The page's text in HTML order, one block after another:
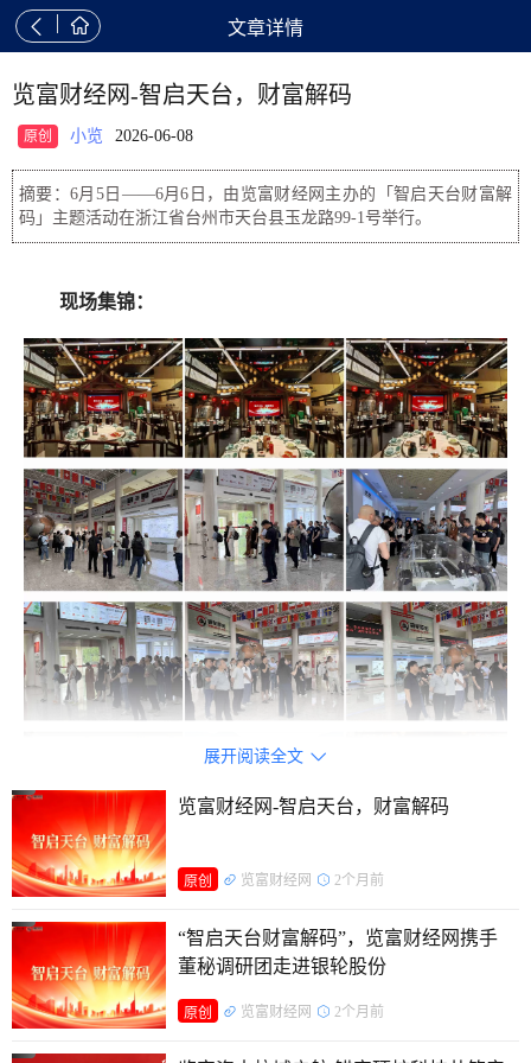
  文章详情
览富财经网-智启天台，财富解码
原创 小览 2026-06-08
摘要：6月5日——6月6日，由览富财经网主办的「智启天台财富解
码」主题活动在浙江省台州市天台县玉龙路99-1号举行。
现场集锦：
展开阅读全文 
览富财经网-智启天台，财富解码
原创 览富财经网 2个月前
“智启天台财富解码”，览富财经网携手
董秘调研团走进银轮股份
原创 览富财经网 2个月前